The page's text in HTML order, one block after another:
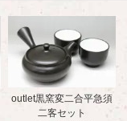
outlet黒窯変二合平急須
二客セット